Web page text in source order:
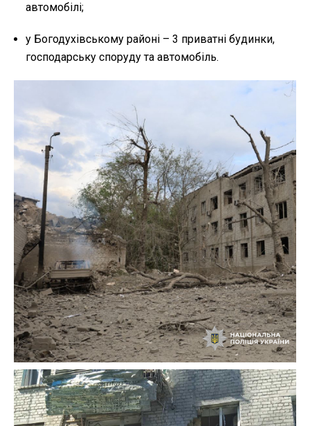
автомобілі;
у Богодухівському районі – 3 приватні будинки,
господарську споруду та автомобіль.